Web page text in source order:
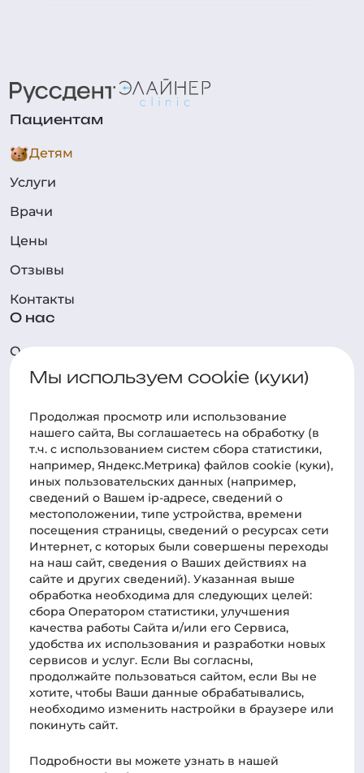
Пациентам
Детям
Услуги
Врачи
Цены
Отзывы
Контакты
О нас
О клинике
Технологии
Новости
Фотогалерея
Наука
Практик-центр
Статьи
Новости о курсах
Для связи
Телефон
78612040010
Администрация:
clientmanager@rossdent.ru
Пресс-служба:
admin@russdent.ru
Мы используем cookie (куки)
Продолжая просмотр или использование
нашего cайта, Вы соглашаетесь на обработку (в
т.ч. с использованием систем сбора статистики,
например, Яндекс.Метрика) файлов cookie (куки),
иных пользовательских данных (например,
сведений о Вашем ip-адресе, сведений о
местоположении, типе устройства, времени
посещения страницы, сведений о ресурсах сети
Интернет, с которых были совершены переходы
на наш сайт, сведения о Ваших действиях на
сайте и других сведений). Указанная выше
обработка необходима для следующих целей:
сбора Оператором статистики, улучшения
качества работы Сайта и/или его Сервиса,
удобства их использования и разработки новых
сервисов и услуг. Если Вы согласны,
продолжайте пользоваться сайтом, если Вы не
хотите, чтобы Ваши данные обрабатывались,
необходимо изменить настройки в браузере или
покинуть сайт.
Подробности вы можете узнать в нашей